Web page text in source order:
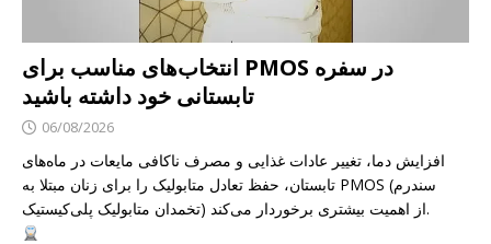
انتخاب‌های مناسب برای PMOS در سفره
تابستانی خود داشته باشید
06/08/2026
افزایش دما، تغییر عادات غذایی و مصرف ناکافی مایعات در ماه‌های
تابستان، حفظ تعادل متابولیک را برای زنان مبتلا به PMOS (سندرم
تخمدان متابولیک پلی‌کیستیک) از اهمیت بیشتری برخوردار می‌کند.